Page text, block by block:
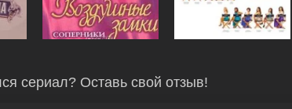
сериал? Оставь свой отзыв!